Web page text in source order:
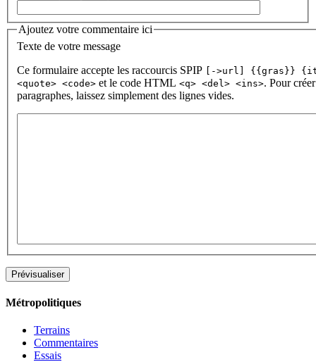
Ajoutez votre commentaire ici
Texte de votre message
Ce formulaire accepte les raccourcis SPIP
[->url] {{gras}}
<quote> <code> et le code HTML <q> <del> <ins>. Pour
paragraphes, laissez simplement des lignes vides.
Métropolitiques
Terrains
Commentaires
Essais